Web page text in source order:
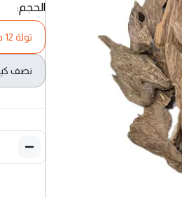
الحجم:
تولة 12 جرام
نصف كيلو 500